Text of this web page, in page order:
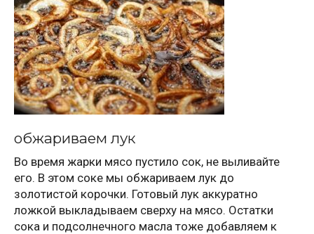
обжариваем лук
Во время жарки мясо пустило сок, не выливайте
его. В этом соке мы обжариваем лук до
золотистой корочки. Готовый лук аккуратно
ложкой выкладываем сверху на мясо. Остатки
сока и подсолнечного масла тоже добавляем к